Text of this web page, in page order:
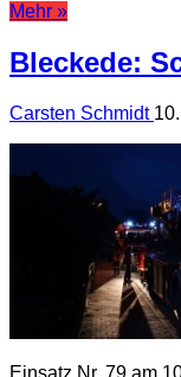
Mehr »
Bleckede:
Carsten Schmidt